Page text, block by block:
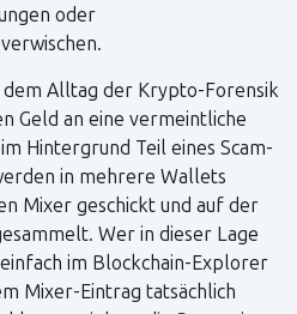
oder
dem Alltag der Krypto-Forensik
Geld an eine vermeintliche
Hintergrund Teil eines Scam-
in mehrere Wallets
Mixer geschickt und auf der
Wer in dieser Lage
im Blockchain-Explorer
Mixer-Eintrag tatsächlich